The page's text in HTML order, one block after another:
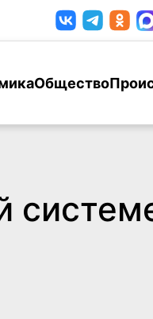
Общество